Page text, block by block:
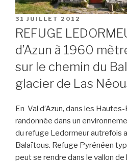
PUBLIÉ
LE
31 JUILLET 2012
REFUGE
d’Azun à 1960
sur le chemin du
glacier de Las
En Val d’Azun, dans les
randonnée dans un
du refuge Ledormeur autrefois
Balaïtous. Refuge Pyrénéen
peut se rendre dans le vallon